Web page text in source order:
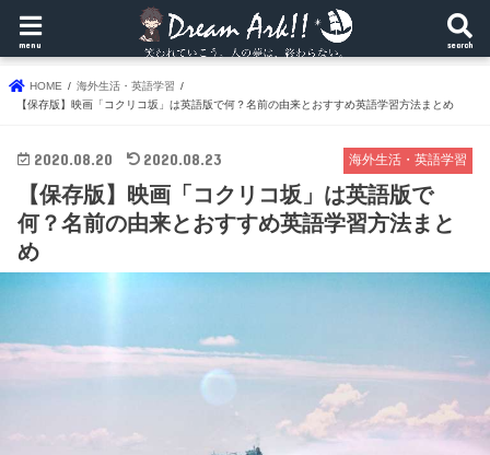
search
menu
HOME
海外生活・英語学習
【保存版】映画「コクリコ坂」は英語版で何？名前の由来とおすすめ英語学習方法まとめ
海外生活・英語学習
2020.08.20 2020.08.23
【保存版】映画「コクリコ坂」は英語版で
何？名前の由来とおすすめ英語学習方法まと
め